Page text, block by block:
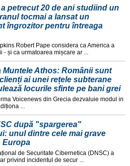
petrecut 20 de ani studiind un
tocmai a lansat un
îngrozitor pentru întreaga
Robert Pape considera ca America a
și ca urmatoarea mișcare ar ...
Muntele Athos: Românii sunt
ai unei rețele subterane
locurile sfinte pe bani grei
Voicenews din Grecia dezvaluie modul in
...
după "spargerea"
unul dintre cele mai grave
Europa
de Securitate Cibernetica (DNSC) a
privind incidentul de secur ...